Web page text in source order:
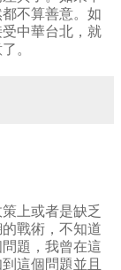
不算善意。如
中華台北，就
。
上或者是缺乏
戰術，不知道
題，我曾在這
這個問題並且